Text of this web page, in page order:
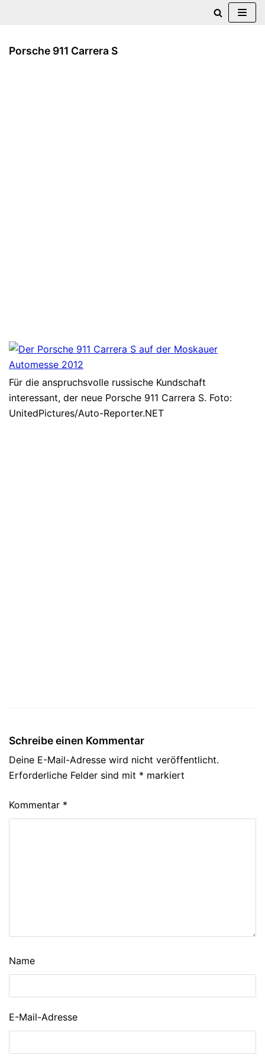
Inhalt
Porsche 911 Carrera S
Für die anspruchsvolle russische Kundschaft
interessant, der neue Porsche 911 Carrera S. Foto:
UnitedPictures/Auto-Reporter.NET
Schreibe einen Kommentar
Deine E-Mail-Adresse wird nicht veröffentlicht.
Erforderliche Felder sind mit * markiert
Kommentar *
Name
E-Mail-Adresse